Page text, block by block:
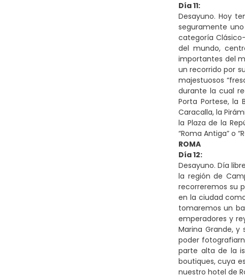
Día 11:
Desayuno. Hoy
seguramente
categoría
del mundo,
importantes del
un recorrido por
majestuosos
durante la cual
Porta Portese, la
Caracalla, la
la Plaza de la
“Roma Antiga” o
ROMA
Día 12:
Desayuno. Día
la región de
recorreremos su
en la ciudad
tomaremos un
emperadores y
Marina Grande,
poder
parte alta de la
boutiques, cuya
nuestro hotel de